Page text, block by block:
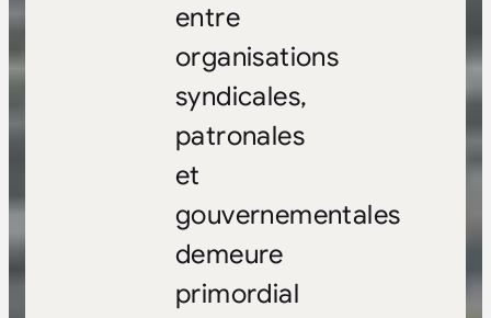
entre
organisations
syndicales,
patronales
et
gouvernementales
demeure
primordial